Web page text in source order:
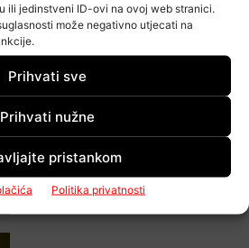
ili jedinstveni ID-ovi na ovoj web stranici.
može negativno utjecati na
Prihvati sve
Prihvati nužne
pristankom
Politika privatnosti
U tijeku je 60. Floraart – Bundek
pretvoren u veliku cvjetnu
izložbu
promet! Ne voze četiri linije,
uvode se zamjenski autobusi